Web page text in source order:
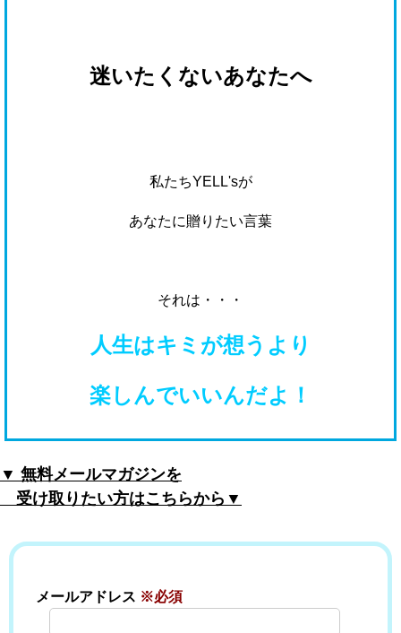
迷いたくないあなたへ
私たちYELL'sが
あなたに贈りたい言葉
それは・・・
人生はキミが想うより
楽しんでいいんだよ！
▼ 無料メールマガジンを
受け取りたい方はこちらから▼
メールアドレス ※必須